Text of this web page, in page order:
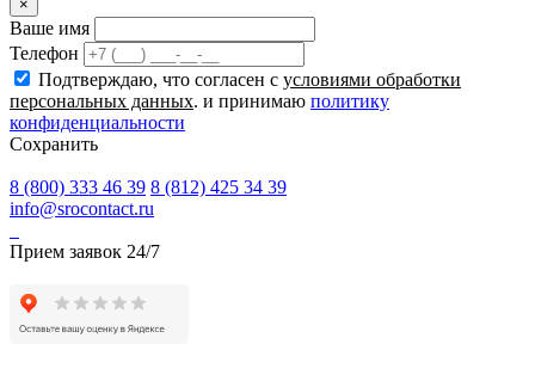
×
Ваше имя
Телефон
Подтверждаю, что согласен с условиями обработки
персональных данных. и принимаю политику
конфиденциальности
Сохранить
8 (800) 333 46 39 8 (812) 425 34 39
info@srocontact.ru
Прием заявок 24/7